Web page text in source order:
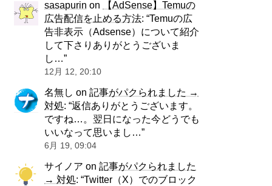
sasapurin on
【AdSense】Temuの
広告配信を止める方法: “Temuの広
告非表示（Adsense）について紹介
して下さりありがとうございま
し…”
12月 12, 20:10
名無し on記事がパクられました →
対処: “返信ありがとうございます。
ですね…。翌日になった今どうでも
いいなって思いまし…”
6月 19, 09:04
サイノア on記事がパクられました
→ 対処: “Twitter（X）でのブロック